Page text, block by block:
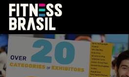
Skip
content